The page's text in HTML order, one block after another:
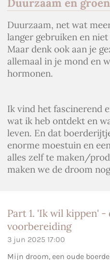
Duurzaam, net wat
langer gebruiken en
Maar denk ook aan je
allemaal in je mond en
hormonen.
Ik vind het fascinerend
wat ik heb ontdekt en
leven. En dat
enorme moestuin en
alles zelf te maken/
maken we de droom
Part 1. 'Ik wil kippen' -
voorbereiding
3 jun 2025 17:00
Mijn droom, een oude